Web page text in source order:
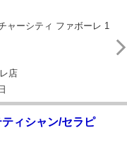
ャーシティ ファボーレ 1
店
ィシャン/セラピ